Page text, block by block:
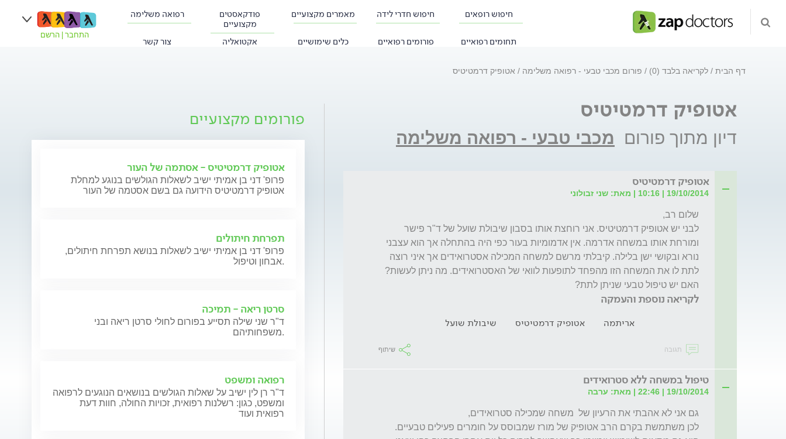
חיפוש רופאים חיפוש חדרי לידה מאמרים מקצועיים
פודקאסטים
מקצועיים
רפואה משלימה
תחומים רפואיים פורומים רפואיים כלים שימושיים אקטואליה צור קשר
התחבר הרשם
דף הבית לקריאה בלבד (0) פורום מכבי טבעי - רפואה משלימה אטופיק דרמטיטיס
אטופיק דרמטיטיס
דיון מתוך פורום מכבי טבעי - רפואה משלימה
אטופיק דרמטיטיס
19/10/2014 | 10:16 | מאת: שני זבולוני
האם יש טיפול טבעי שניתן לתת?
לקריאה נוספת והעמקה
אריתמה אטופיק דרמטיטיס שיבולת שועל
תגובה שיתוף
טיפול במשחה ללא סטרואידים
19/10/2014 | 22:46 | מאת: ערבה
פורומים מקצועיים
אטופיק דרמטיטיס - אסתמה של העור
פרופ' דני בן אמיתי ישיב לשאלות הגולשים בנוגע למחלת
אטופיק דרמטיטיס הידועה גם בשם אסטמה של העור
תפרחת חיתולים
פרופ' דני בן אמיתי ישיב לשאלות בנושא תפרחת חיתולים,
אבחון וטיפול.
סרטן ריאה - תמיכה
ד"ר שני שילה תסייע בפורום לחולי סרטן ריאה ובני
משפחותיהם.
רפואה ומשפט
ד"ר רן לין ישיב על שאלות הגולשים בנושאים הנוגעים לרפואה
ומשפט, כגון: רשלנות רפואית, זכויות החולה, חוות דעת
רפואית ועוד